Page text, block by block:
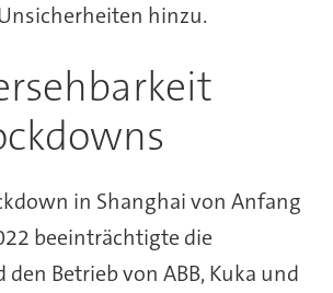
hinzu.
in Shanghai von Anfang
beeinträchtigte die
Betrieb von ABB, Kuka und